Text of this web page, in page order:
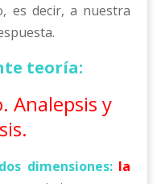
es decir, a nuestra
teoría:
Analepsis y
dimensiones: la